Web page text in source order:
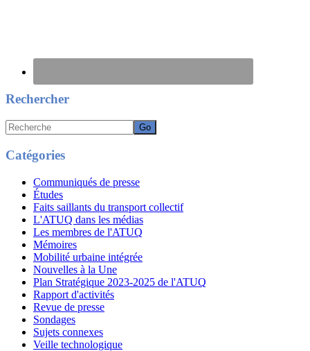
Rechercher
Recherche
Catégories
Communiqués de presse
Études
Faits saillants du transport collectif
L'ATUQ dans les médias
Les membres de l'ATUQ
Mémoires
Mobilité urbaine intégrée
Nouvelles à la Une
Plan Stratégique 2023-2025 de l'ATUQ
Rapport d'activités
Revue de presse
Sondages
Sujets connexes
Veille technologique